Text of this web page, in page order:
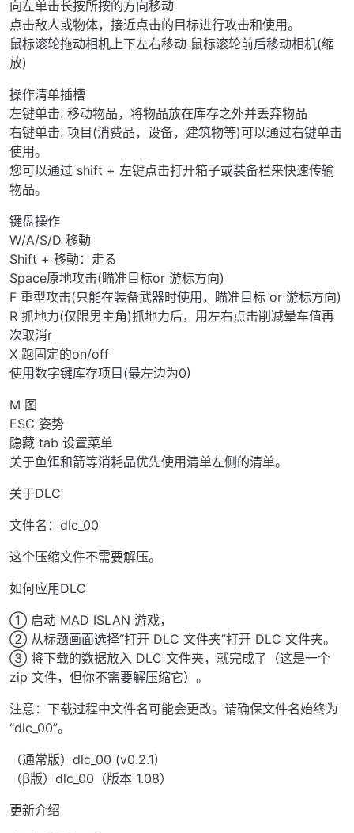
向左单击长按所按的方向移动
点击敌人或物体，接近点击的目标进行攻击和使用。
鼠标滚轮拖动相机上下左右移动 鼠标滚轮前后移动相机(缩
放)
操作清单插槽
左键单击: 移动物品，将物品放在库存之外并丢弃物品
右键单击: 项目(消费品，设备，建筑物等)可以通过右键单击
使用。
您可以通过 shift + 左键点击打开箱子或装备栏来快速传输
物品。
键盘操作
W/A/S/D 移動
Shift + 移動：走る
Space原地攻击(瞄准目标or 游标方向)
F 重型攻击(只能在装备武器时使用，瞄准目标 or 游标方向)
R 抓地力(仅限男主角)抓地力后，用左右点击削减晕车值再
次取消r
X 跑固定的on/off
使用数字键库存项目(最左边为0)
M 图
ESC 姿势
隐藏 tab 设置菜单
关于鱼饵和箭等消耗品优先使用清单左侧的清单。
关于DLC
文件名：dlc_00
这个压缩文件不需要解压。
如何应用DLC
① 启动 MAD ISLAN 游戏，
② 从标题画面选择“打开 DLC 文件夹”打开 DLC 文件夹。
③ 将下载的数据放入 DLC 文件夹，就完成了（这是一个
zip 文件，但你不需要解压缩它）。
注意：下载过程中文件名可能会更改。请确保文件名始终为
“dlc_00”。
（通常版）dlc_00 (v0.2.1)
（β版）dlc_00（版本 1.08）
更新介绍